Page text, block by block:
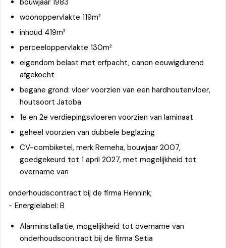
bouwjaar 1983
woonoppervlakte 119m²
inhoud 419m³
perceeloppervlakte 130m²
eigendom belast met erfpacht, canon eeuwigdurend
afgekocht
begane grond: vloer voorzien van een hardhoutenvloer,
houtsoort Jatoba
1e en 2e verdiepingsvloeren voorzien van laminaat
geheel voorzien van dubbele beglazing
CV-combiketel, merk Remeha, bouwjaar 2007,
goedgekeurd tot 1 april 2027, met mogelijkheid tot
overname van
onderhoudscontract bij de firma Hennink;
- Energielabel: B
Alarminstallatie, mogelijkheid tot overname van
onderhoudscontract bij de firma Setia